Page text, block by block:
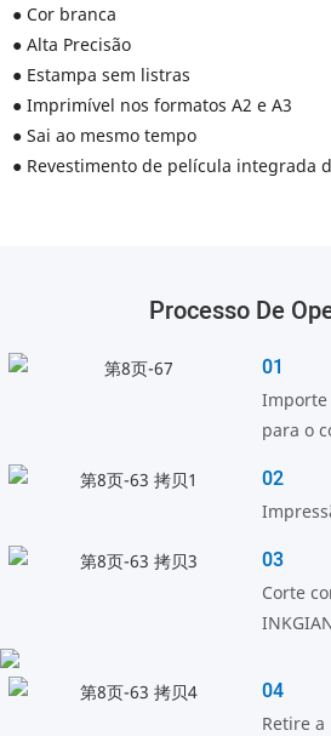
● Cor branca
● Alta Precisão
● Estampa sem listras
● Imprimível nos formatos A2 e A3
● Sai ao mesmo tempo
● Revestimento de película integrada
Processo De
01
Importe
para o
02
03
Corte
04
Retire